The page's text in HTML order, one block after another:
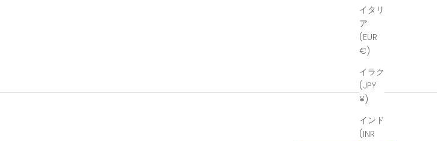
イタリ
ア
(EUR
€)
イラク
(JPY
¥)
インド
(INR